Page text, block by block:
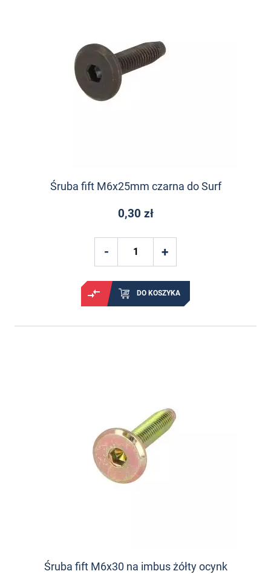
Śruba fift M6x25mm czarna do Surf
0,30 zł
DO KOSZYKA
Śruba fift M6x30 na imbus żółty ocynk